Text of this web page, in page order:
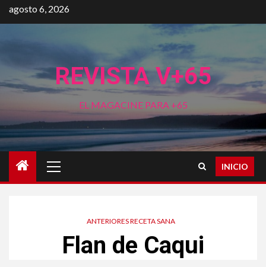
Saltar
al
agosto 6, 2026
REVISTA V+65
EL MAGACINE PARA +65
principal
INICIO
ANTERIORES RECETA SANA
Flan de Caqui